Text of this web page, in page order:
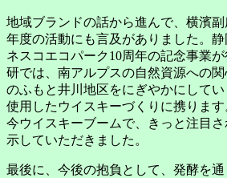
地域ブランドの話から進んで、横濱
年度の活動にも言及がありました。
ネスコエコパーク10周年の記念事業
研では、南アルプスの自然資源への
のふもと井川地区をにぎやかにして
使用したウイスキーづくりに携りま
今ウイスキーブームで、きっと注目
示していただきました。
最後に、今後の抱負として、発酵を